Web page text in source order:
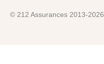
© 212 Assurances 2013-2026